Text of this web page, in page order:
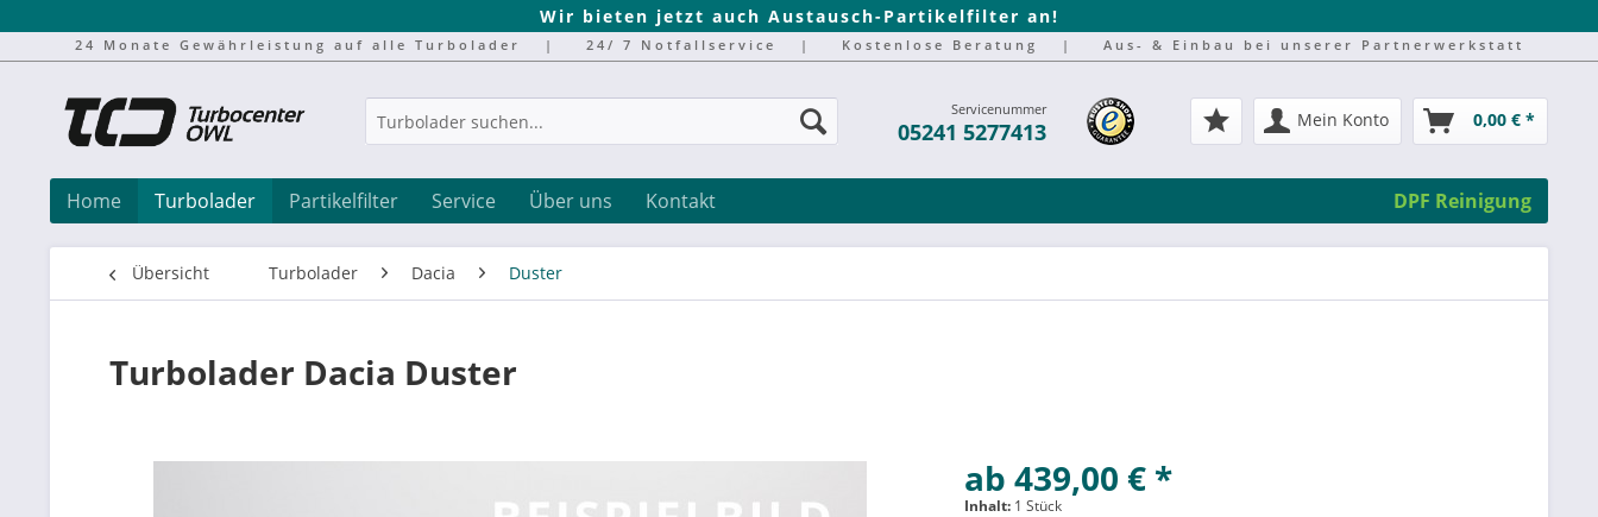
Wir bieten jetzt auch Austausch-Partikelfilter an!
24 Monate Gewährleistung auf alle Turbolader | 24/ 7 Notfallservice | Kostenlose Beratung | Aus- & Einbau bei unserer Partnerwerkstatt
Servicenummer
05241 5277413 Mein Konto 0,00 € *
Home Turbolader Partikelfilter Service Über uns Kontakt DPF Reinigung
Übersicht Turbolader Dacia Duster
Turbolader Dacia Duster
ab 439,00 € *
Inhalt: 1 Stück